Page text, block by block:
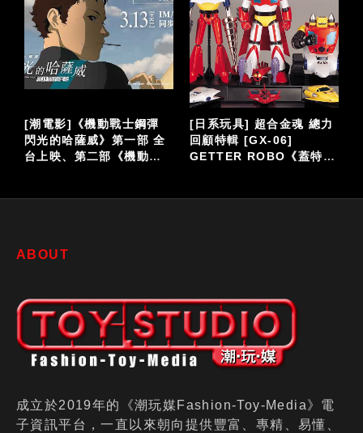
[潮電影]《機動戰士鋼彈
閃光的哈薩威》第一部 全
台上映、第二部《機動戰
[日系玩具] 超合金魂 總力
回顧特輯 [GX-06]
GETTER ROBO《蓋特機
ABOUT
成立於2019年的《潮玩媒Fashion-Toy-Media》電
子資訊平台，一直以來朝向提供豐富、專精、易懂、